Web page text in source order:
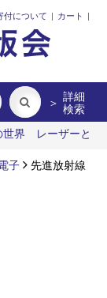
付について | カート |
＞ 詳細
検索
世界
レーザーと
本における企業
子
先進放射線